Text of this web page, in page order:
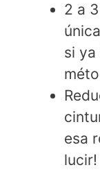
2 a
si
esa
lucir!